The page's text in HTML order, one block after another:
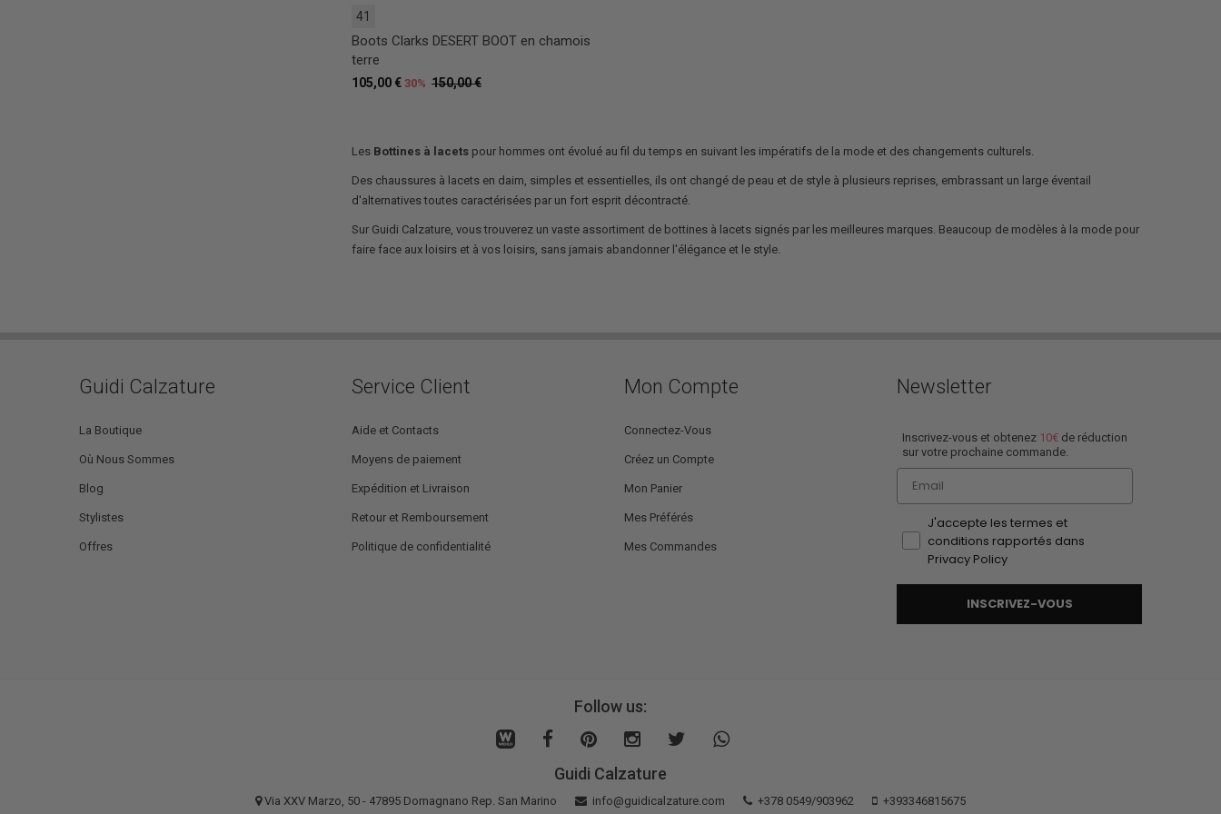
41
Boots Clarks DESERT BOOT en chamois
terre
150,00 €
105,00 € 30%
Les Bottines à lacets pour hommes ont évolué au fil du temps en suivant les impératifs de la mode et des changements culturels.
Des chaussures à lacets en daim, simples et essentielles, ils ont changé de peau et de style à plusieurs reprises, embrassant un large éventail
d'alternatives toutes caractérisées par un fort esprit décontracté.
Sur Guidi Calzature, vous trouverez un vaste assortiment de bottines à lacets signés par les meilleures marques. Beaucoup de modèles à la mode pour
faire face aux loisirs et à vos loisirs, sans jamais abandonner l'élégance et le style.
Guidi Calzature
La Boutique
Où Nous Sommes
Blog
Stylistes
Offres
Service Client
Aide et Contacts
Moyens de paiement
Expédition et Livraison
Retour et Remboursement
Politique de confidentialité
Mon Compte
Connectez-Vous
Créez un Compte
Mon Panier
Mes Préférés
Mes Commandes
Newsletter
Inscrivez-vous et obtenez 10€ de réduction
sur votre prochaine commande.
Email
J'accepte les termes et
conditions rapportés dans
Privacy Policy
INSCRIVEZ-VOUS
Follow us:
Guidi Calzature
Via XXV Marzo, 50 - 47895 Domagnano Rep. San Marino info@guidicalzature.com +378 0549/903962 +393346815675